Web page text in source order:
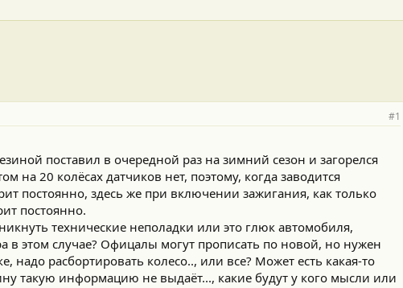
#1
поставил в очередной раз на зимний сезон и загорелся
на 20 колёсах датчиков нет, поэтому, когда заводится
постоянно, здесь же при включении зажигания, как только
постоянно.
технические неполадки или это глюк автомобиля,
в этом случае? Офицалы могут прописать по новой, но нужен
надо расбортировать колесо.., или все? Может есть какая-то
такую информацию не выдаёт..., какие будут у кого мысли или